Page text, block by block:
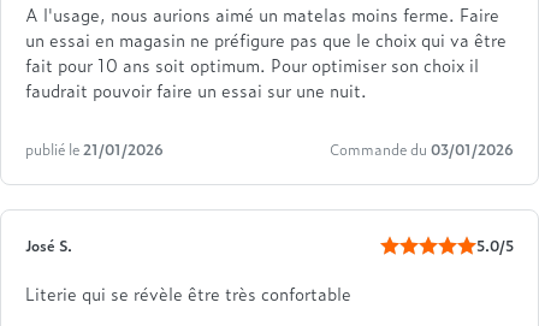
A l'usage, nous aurions aimé un matelas moins ferme. Faire
un essai en magasin ne préfigure pas que le choix qui va être
fait pour 10 ans soit optimum. Pour optimiser son choix il
faudrait pouvoir faire un essai sur une nuit.
publié le21/01/2026 Commande du 03/01/2026
José S. 5.0/5
Literie qui se révèle être très confortable